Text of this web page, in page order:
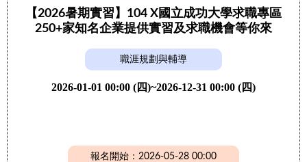
【2026暑期實習】104 X國立成功大學求職專區
250+家知名企業提供實習及求職機會等你來
職涯規劃與輔導
2026-01-01 00:00 (四)~2026-12-31 00:00 (四)
報名開始：2026-05-28 00:00